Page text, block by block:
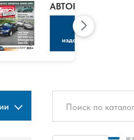
АВТОРЕВЮ
К
изданию